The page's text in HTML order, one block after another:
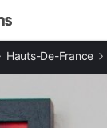
Hauts-De-France